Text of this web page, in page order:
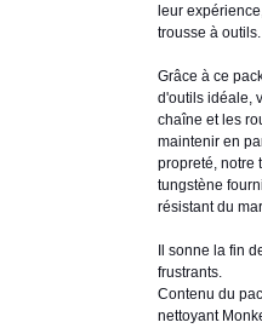
leur
trousse à outils.
Grâce à ce
d'outils idéale,
chaîne et les
maintenir en
propreté, notre
tungstène
résistant du
Il sonne la fin
frustrants.
Contenu du
nettoyant